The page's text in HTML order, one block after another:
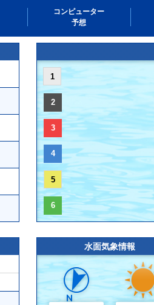
コンピューター
予想
1
2
3
4
5
6
水面気象情報